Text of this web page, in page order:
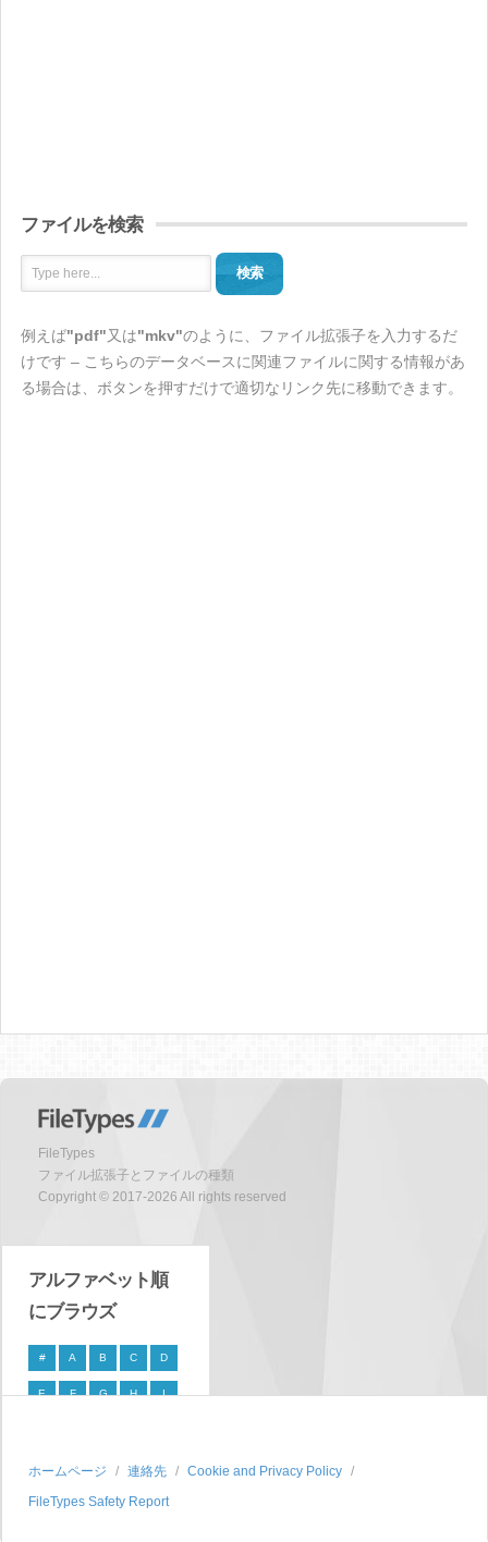
ファイルを検索
検索
例えば"pdf"又は"mkv"のように、ファイル拡張子を入力するだ
けです – こちらのデータベースに関連ファイルに関する情報があ
る場合は、ボタンを押すだけで適切なリンク先に移動できます。
FileTypes
ファイル拡張子とファイルの種類
Copyright © 2017-2026 All rights reserved
アルファベット順
にブラウズ
# A B C D
E F G H I
P Q R S
T U V W X
ホームページ 連絡先
Cookie and Privacy Policy
FileTypes Safety Report